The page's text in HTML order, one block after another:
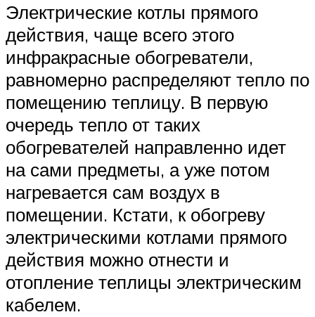
Электрические котлы прямого
действия, чаще всего этого
инфракрасные обогреватели,
равномерно распределяют тепло по
помещению теплицу. В первую
очередь тепло от таких
обогревателей направленно идет
на сами предметы, а уже потом
нагревается сам воздух в
помещении. Кстати, к обогреву
электрическими котлами прямого
действия можно отнести и
отопление теплицы электрическим
кабелем.